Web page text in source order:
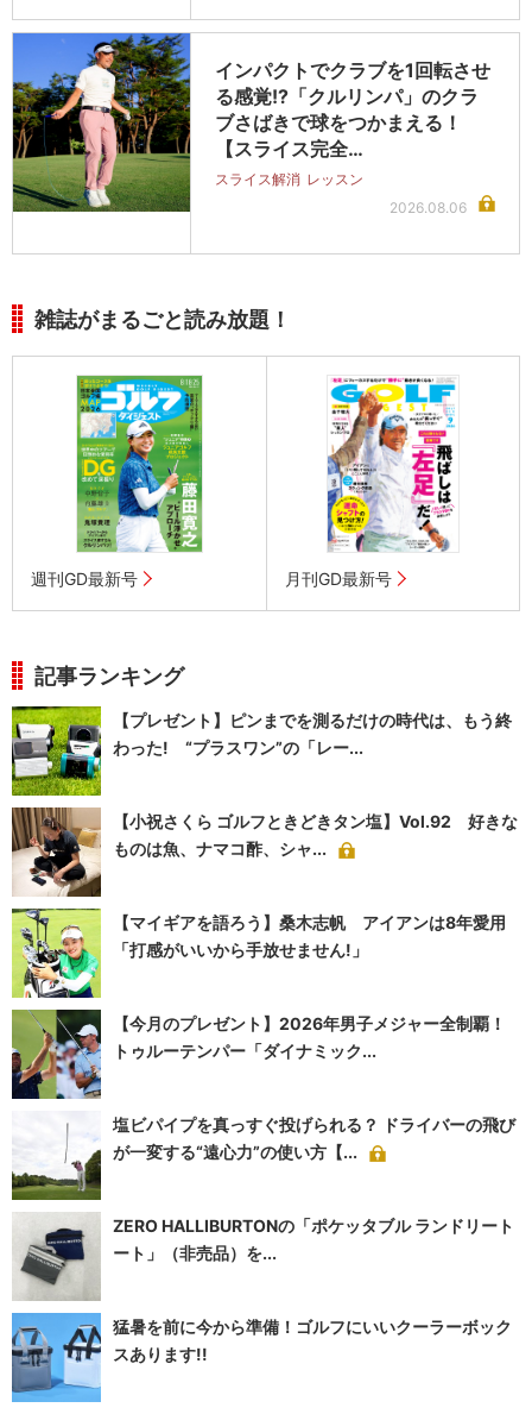
インパクトでクラブを1回転させ
る感覚!?「クルリンパ」のクラ
ブさばきで球をつかまえる！
【スライス完全…
スライス解消 レッスン
2026.08.06
雑誌がまるごと読み放題！
週刊GD最新号 月刊GD最新号
記事ランキング
【プレゼント】ピンまでを測るだけの時代は、もう終
わった! “プラスワン”の「レー...
【小祝さくら ゴルフときどきタン塩】Vol.92 好きな
ものは魚、ナマコ酢、シャ...
【マイギアを語ろう】桑木志帆 アイアンは8年愛用
「打感がいいから手放せません!」
【今月のプレゼント】2026年男子メジャー全制覇！
トゥルーテンパー「ダイナミック...
塩ビパイプを真っすぐ投げられる？ ドライバーの飛び
が一変する“遠心力”の使い方【...
ZERO HALLIBURTONの「ポケッタブル ランドリート
ート」（非売品）を...
猛暑を前に今から準備！ゴルフにいいクーラーボック
スあります!!